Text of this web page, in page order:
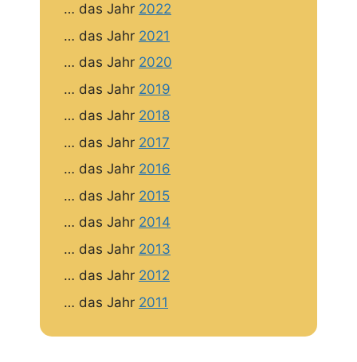
… das Jahr 2022
… das Jahr 2021
… das Jahr 2020
… das Jahr 2019
… das Jahr 2018
… das Jahr 2017
… das Jahr 2016
… das Jahr 2015
… das Jahr 2014
… das Jahr 2013
… das Jahr 2012
… das Jahr 2011